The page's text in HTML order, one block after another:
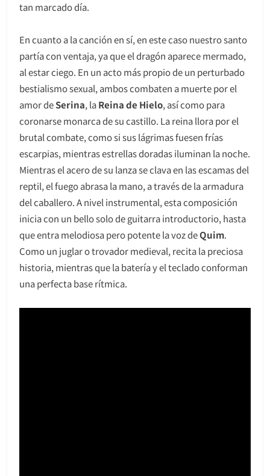
tan marcado día.
En cuanto a la canción en sí, en este caso nuestro santo
partía con ventaja, ya que el dragón aparece mermado,
al estar ciego. En un acto más propio de un perturbado
bestialismo sexual, ambos combaten a muerte por el
amor deSerina, laReina de Hielo, así como para
coronarse monarca de su castillo. La reina llora por el
brutal combate, como si sus lágrimas fuesen frías
escarpias, mientras estrellas doradas iluminan la noche.
Mientras el acero de su lanza se clava en las escamas del
reptil, el fuego abrasa la mano, a través de la armadura
del caballero. A nivel instrumental, esta composición
inicia con un bello solo de guitarra introductorio, hasta
que entra melodiosa pero potente la voz deQuim.
Como un juglar o trovador medieval, recita la preciosa
historia, mientras que la batería y el teclado conforman
una perfecta base rítmica.